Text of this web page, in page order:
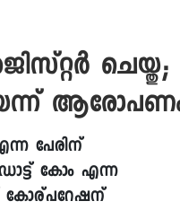
ചെയ്തു;
പേരിന്
കോം എന്ന
കോര്പറേഷന്